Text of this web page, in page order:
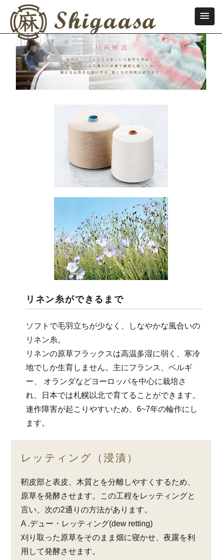
リネン糸ができるまで
ソフトで毛羽立ちが少なく、しなやかな風合いの
リネン糸。
リネンの原草フラックスは高温多湿に弱く、寒冷
地でしか生育しません。主にフランス、ベルギ
ー、 オランダなどヨーロッパを中心に栽培さ
れ、日本では札幌以北で育てることができます。
連作障害が起こりやすいため、6~7年の輪作にし
ます。
レッティング（浸漬）
靭皮部と表皮、木質とを分離しやすくするため、
原草を発酵させます。この工程をレッティングと
言い、次の2通りの方法があります。
A .デュー・レッティング(dew retting)
刈り取った原草をそのまま畑に寝かせ、夜露を利
用して発酵させます。